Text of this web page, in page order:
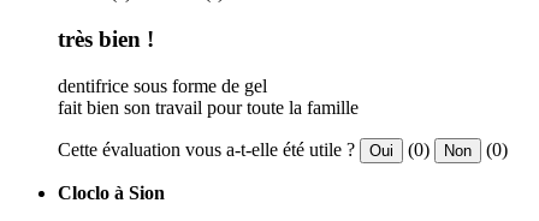
très bien !
dentifrice sous forme de gel
fait bien son travail pour toute la famille
Cette évaluation vous a-t-elle été utile ? Oui (0) Non (0)
Cloclo à Sion